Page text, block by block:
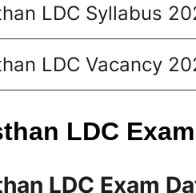
LDC Syllabus
LDC Vacancy
LDC
LDC Exam